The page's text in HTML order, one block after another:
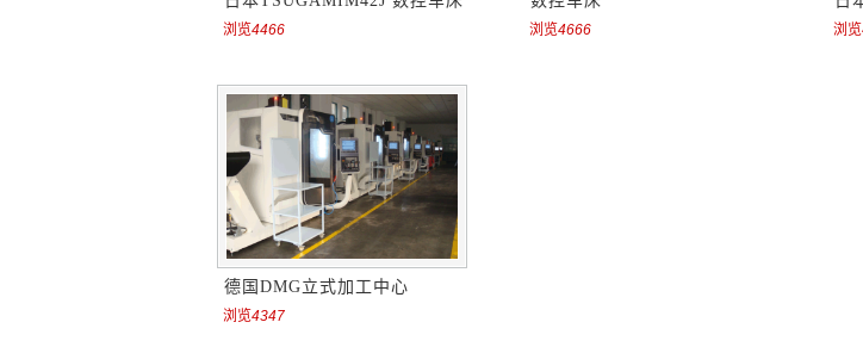
浏览4466 浏览4666 浏览
德国DMG立式加工中心
浏览4347